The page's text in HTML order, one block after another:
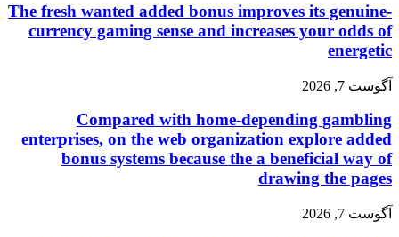
The fresh wanted added bonus improves its genuine-
currency gaming sense and increases your odds of
energetic
آگوست 7, 2026
Compared with home-depending gambling
enterprises, on the web organization explore added
bonus systems because the a beneficial way of
drawing the pages
آگوست 7, 2026